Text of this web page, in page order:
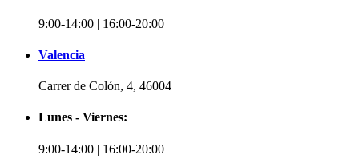
9:00-14:00 | 16:00-20:00
Valencia
Carrer de Colón, 4, 46004
Lunes - Viernes:
9:00-14:00 | 16:00-20:00